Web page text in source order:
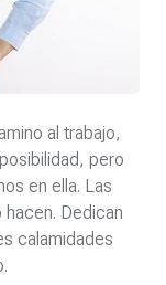
al trabajo,
pero
en ella. Las
Dedican
calamidades